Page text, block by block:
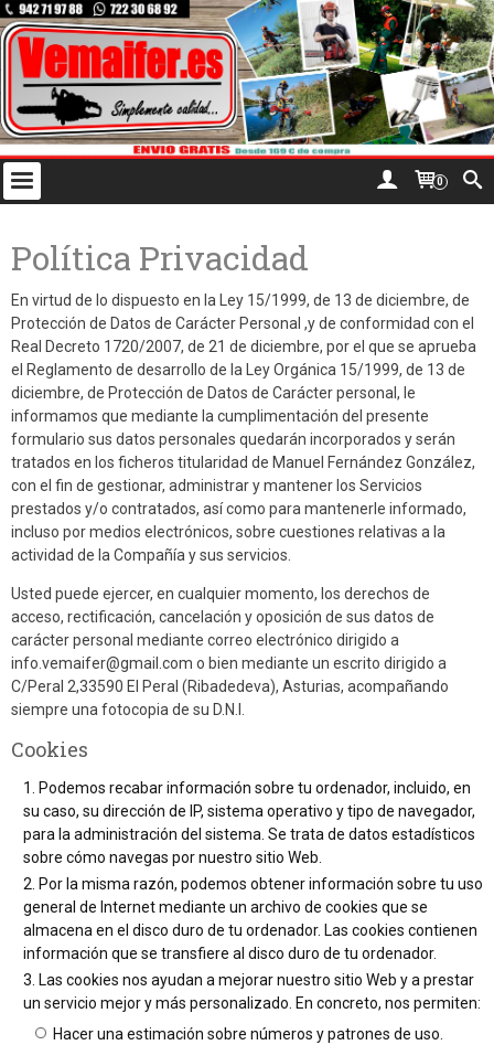
0
Política Privacidad
En virtud de lo dispuesto en la Ley 15/1999, de 13 de diciembre, de
Protección de Datos de Carácter Personal ,y de conformidad con el
Real Decreto 1720/2007, de 21 de diciembre, por el que se aprueba
el Reglamento de desarrollo de la Ley Orgánica 15/1999, de 13 de
diciembre, de Protección de Datos de Carácter personal, le
informamos que mediante la cumplimentación del presente
formulario sus datos personales quedarán incorporados y serán
tratados en los ficheros titularidad de Manuel Fernández González,
con el fin de gestionar, administrar y mantener los Servicios
prestados y/o contratados, así como para mantenerle informado,
incluso por medios electrónicos, sobre cuestiones relativas a la
actividad de la Compañía y sus servicios.
Usted puede ejercer, en cualquier momento, los derechos de
acceso, rectificación, cancelación y oposición de sus datos de
carácter personal mediante correo electrónico dirigido a
info.vemaifer@gmail.com o bien mediante un escrito dirigido a
C/Peral 2,33590 El Peral (Ribadedeva), Asturias, acompañando
siempre una fotocopia de su D.N.I.
Cookies
Podemos recabar información sobre tu ordenador, incluido, en
su caso, su dirección de IP, sistema operativo y tipo de navegador,
para la administración del sistema. Se trata de datos estadísticos
sobre cómo navegas por nuestro sitio Web.
Por la misma razón, podemos obtener información sobre tu uso
general de Internet mediante un archivo de cookies que se
almacena en el disco duro de tu ordenador. Las cookies contienen
información que se transfiere al disco duro de tu ordenador.
Las cookies nos ayudan a mejorar nuestro sitio Web y a prestar
un servicio mejor y más personalizado. En concreto, nos permiten:
Hacer una estimación sobre números y patrones de uso.